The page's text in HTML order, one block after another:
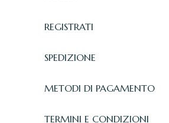
REGISTRATI
SPEDIZIONE
METODI DI PAGAMENTO
TERMINI E CONDIZIONI